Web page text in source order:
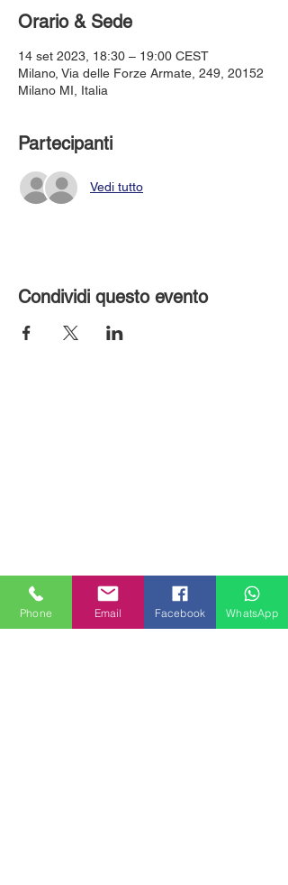
Orario & Sede
14 set 2023, 18:30 – 19:00 CEST
Milano, Via delle Forze Armate, 249, 20152
Milano MI, Italia
Partecipanti
Vedi tutto
Condividi questo evento
Phone Email Facebook WhatsApp